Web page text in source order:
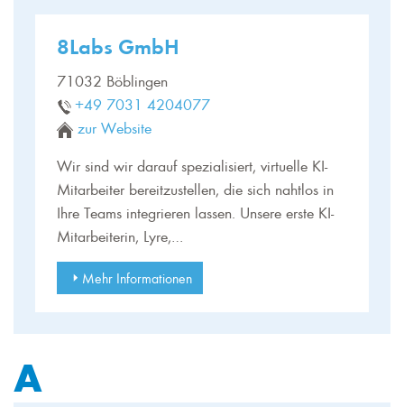
8Labs GmbH
Wir sind wir darauf spezialisiert, virtuelle KI-
Mitarbeiter bereitzustellen, die sich nahtlos in
Ihre Teams integrieren lassen. Unsere erste KI-
Mitarbeiterin, Lyre,…
Mehr Informationen
71032 Böblingen
+49 7031 4204077
zur Website
A